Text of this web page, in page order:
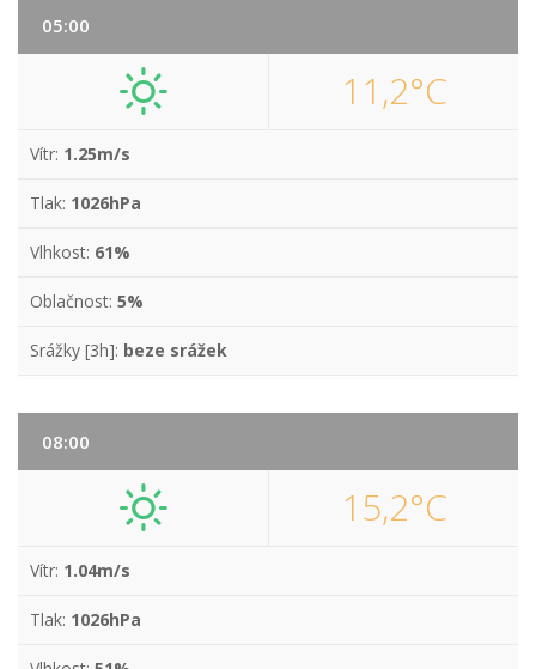
05:00
11,2°C
Vítr: 1.25m/s
Tlak: 1026hPa
Vlhkost: 61%
Oblačnost: 5%
Srážky [3h]: beze srážek
08:00
15,2°C
Vítr: 1.04m/s
Tlak: 1026hPa